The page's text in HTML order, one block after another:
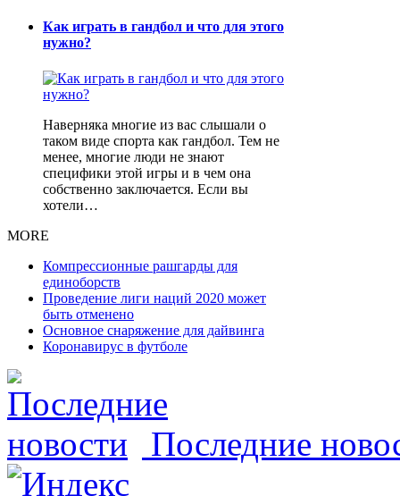
Как играть в гандбол и что для этого
нужно?
Наверняка многие из вас слышали о
таком виде спорта как гандбол. Тем не
менее, многие люди не знают
специфики этой игры и в чем она
собственно заключается. Если вы
хотели…
MORE
Компрессионные рашгарды для
единоборств
Проведение лиги наций 2020 может
быть отменено
Основное снаряжение для дайвинга
Коронавирус в футболе
Последние